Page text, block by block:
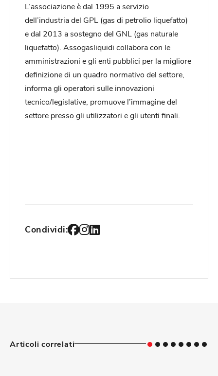
L’associazione è dal 1995 a servizio
dell’industria del GPL (gas di petrolio liquefatto)
e dal 2013 a sostegno del GNL (gas naturale
liquefatto). Assogasliquidi collabora con le
amministrazioni e gli enti pubblici per la migliore
definizione di un quadro normativo del settore,
informa gli operatori sulle innovazioni
tecnico/legislative, promuove l’immagine del
settore presso gli utilizzatori e gli utenti finali.
Condividi:
Articoli correlati